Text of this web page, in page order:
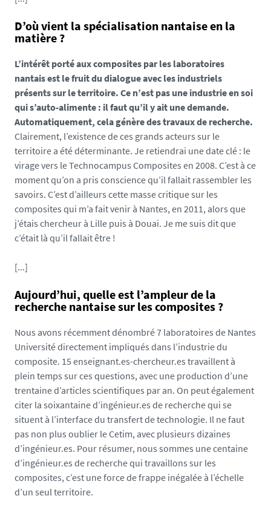
i
e
_
1
7
1
3
2
6
9
1
8
4
9
4
1
j
g
D’où vient la spécialisation nantaise en la
matière ?
L’intérêt porté aux composites par les laboratoires
nantais est le fruit du dialogue avec les industriels
présents sur le territoire. Ce n’est pas une industrie en soi
qui s’auto-alimente : il faut qu’il y ait une demande.
Automatiquement, cela génère des travaux de recherche.
Clairement, l’existence de ces grands acteurs sur le
territoire a été déterminante. Je retiendrai une date clé : le
virage vers le Technocampus Composites en 2008. C’est à ce
moment qu’on a pris conscience qu’il fallait rassembler les
savoirs. C’est d’ailleurs cette masse critique sur les
composites qui m’a fait venir à Nantes, en 2011, alors que
j’étais chercheur à Lille puis à Douai. Je me suis dit que
c’était là qu’il fallait être !
[...]
Aujourd’hui, quelle est l’ampleur de la
recherche nantaise sur les composites ?
Nous avons récemment dénombré 7 laboratoires de Nantes
Université directement impliqués dans l’industrie du
composite. 15 enseignant.es-chercheur.es travaillent à
plein temps sur ces questions, avec une production d’une
trentaine d’articles scientifiques par an. On peut également
citer la soixantaine d’ingénieur.es de recherche qui se
situent à l’interface du transfert de technologie. Il ne faut
pas non plus oublier le Cetim, avec plusieurs dizaines
d’ingénieur.es. Pour résumer, nous sommes une centaine
d’ingénieur.es de recherche qui travaillons sur les
composites, c’est une force de frappe inégalée à l’échelle
d’un seul territoire.